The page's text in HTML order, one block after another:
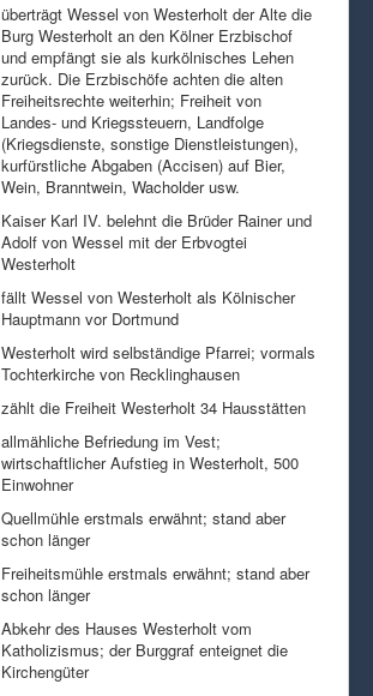
überträgt Wessel von Westerholt der Alte die
Burg Westerholt an den Kölner Erzbischof
und empfängt sie als kurkölnisches Lehen
zurück. Die Erzbischöfe achten die alten
Freiheitsrechte weiterhin; Freiheit von
Landes- und Kriegssteuern, Landfolge
(Kriegsdienste, sonstige Dienstleistungen),
kurfürstliche Abgaben (Accisen) auf Bier,
Wein, Branntwein, Wacholder usw.
Kaiser Karl IV. belehnt die Brüder Rainer und
Adolf von Wessel mit der Erbvogtei
Westerholt
fällt Wessel von Westerholt als Kölnischer
Hauptmann vor Dortmund
Westerholt wird selbständige Pfarrei; vormals
Tochterkirche von Recklinghausen
zählt die Freiheit Westerholt 34 Hausstätten
allmähliche Befriedung im Vest;
wirtschaftlicher Aufstieg in Westerholt, 500
Einwohner
Quellmühle erstmals erwähnt; stand aber
schon länger
Freiheitsmühle erstmals erwähnt; stand aber
schon länger
Abkehr des Hauses Westerholt vom
Katholizismus; der Burggraf enteignet die
Kirchengüter